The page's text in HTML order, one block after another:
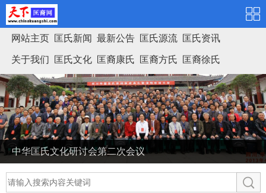
网站主页 匡氏新闻 最新公告 匡氏源流 匡氏资讯
关于我们 匡氏文化 匡裔康氏 匡裔方氏 匡裔徐氏
匡氏家谱
中华匡氏文化研讨会第二次会议